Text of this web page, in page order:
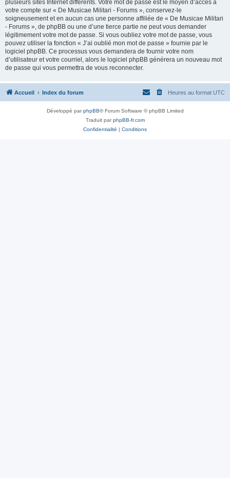
plusieurs sites Internet différents. Votre mot de passe est le moyen d’accès à
votre compte sur « De Musicae Militari - Forums », conservez-le
soigneusement et en aucun cas une personne affiliée de « De Musicae Militari
- Forums », de phpBB ou une d’une tierce partie ne peut vous demander
légitimement votre mot de passe. Si vous oubliez votre mot de passe, vous
pouvez utiliser la fonction « J’ai oublié mon mot de passe » fournie par le
logiciel phpBB. Ce processus vous demandera de fournir votre nom
d’utilisateur et votre courriel, alors le logiciel phpBB générera un nouveau mot
de passe qui vous permettra de vous reconnecter.
Accueil Index du forum Heures au format UTC
Développé parphpBB® Forum Software © phpBB Limited
Traduit parphpBB-fr.com
Confidentialité | Conditions